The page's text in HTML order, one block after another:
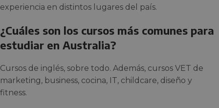
experiencia en distintos lugares del país.
¿Cuáles son los cursos más comunes para
estudiar en Australia?
Cursos de inglés, sobre todo. Además, cursos VET de
marketing, business, cocina, IT, childcare, diseño y
fitness.